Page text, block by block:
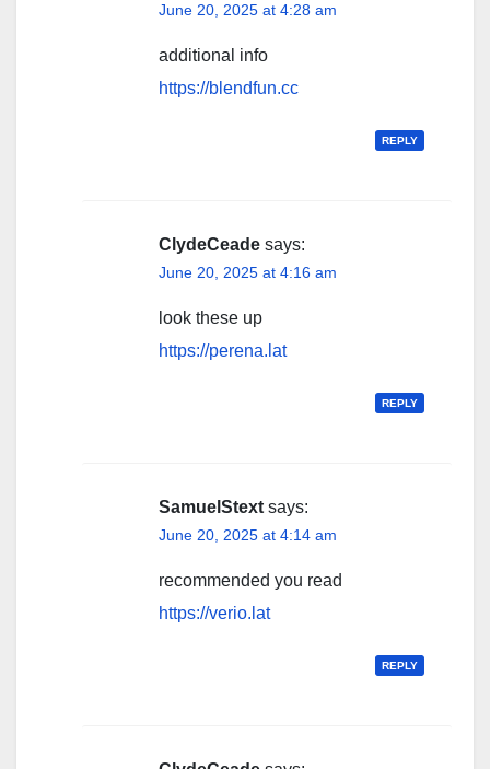
June 20, 2025 at 4:28 am
additional info
https://blendfun.cc
REPLY
ClydeCeade says:
June 20, 2025 at 4:16 am
look these up
https://perena.lat
REPLY
SamuelStext says:
June 20, 2025 at 4:14 am
recommended you read
https://verio.lat
REPLY